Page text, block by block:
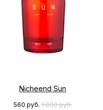
Nicheend Sun
560 руб. 1 000 руб.